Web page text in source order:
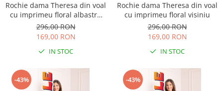
Rochie dama Theresa din voal
cu imprimeu floral albastru
petrol
296,00 RON
169,00 RON
IN STOC
Rochie dama Theresa din voal
cu imprimeu floral visiniu
296,00 RON
169,00 RON
IN STOC
-43% -43%